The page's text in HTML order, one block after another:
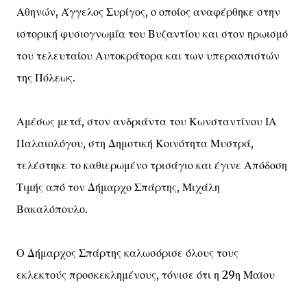
Αθηνών, Άγγελος Συρίγος, ο οποίος αναφέρθηκε στην
ιστορική φυσιογνωμία του Βυζαντίου και στον ηρωισμό
του τελευταίου Αυτοκράτορα και των υπερασπιστών
της Πόλεως.
Αμέσως μετά, στον ανδριάντα του Κωνσταντίνου ΙΑ
Παλαιολόγου, στη Δημοτική Κοινότητα Μυστρά,
τελέστηκε το καθιερωμένο τρισάγιο και έγινε Απόδοση
Τιμής από τον Δήμαρχο Σπάρτης, Μιχάλη
Βακαλόπουλο.
Ο Δήμαρχος Σπάρτης καλωσόρισε όλους τους
εκλεκτούς προσκεκλημένους, τόνισε ότι η 29η Μαϊου